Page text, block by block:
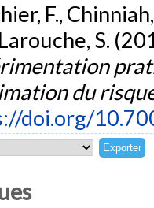
F.,
S.
du
doi.org/